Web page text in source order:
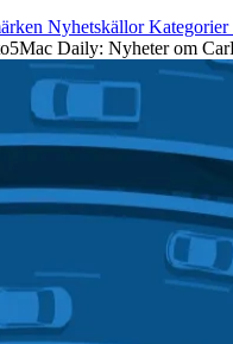
NyhetskällorKategorier
Daily: Nyheter om